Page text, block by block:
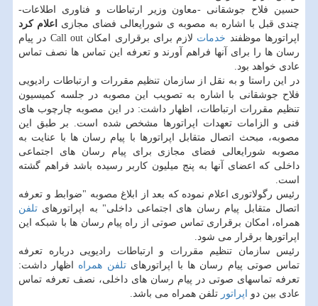
حسین فلاح جوشقانی -معاون وزیر ارتباطات و فناوری اطلاعات-
چندی قبل با اشاره به مصوبه ی شورایعالی فضای مجازی
اعلام کرد
اپراتورها موظفند خدمات
لازم برای برقراری امکان Call out در پیام
رسان ها را برای آنها فراهم آورند و تعرفه این تماس ها نصف تماس
عادی خواهد بود.
‏⁧در این راستا و به نقل از سازمان تنظیم مقررات و ارتباطات رادیویی
فلاح جوشقانی با اشاره به تصویب این مصوبه در جلسه کمیسیون
تنظیم مقررات ارتباطات، اظهار داشت: در این مصوبه چارچوب های
فنی و الزامات تعهدات اپراتورها مشخص شده است. بر طبق این
مصوبه، مبحث اتصال متقابل اپراتورها با پیام رسان ها با عنایت به
مصوبه شورایعالی فضای مجازی برای پیام رسان های اجتماعی
داخلی که اعضای آنها به پنج میلیون کاربر رسیده باشد فراهم گشته
است.
رئیس رگولاتوری اعلام نموده که بعد از ابلاغ مصوبه "ضوابط و تعرفه
اتصال متقابل پیام رسان های اجتماعی داخلی" به اپراتورهای تلفن
همراه، امکان برقراری تماس صوتی از راه پیام رسان ها با شبکه این
اپراتورها برقرار می شود.
رئیس سازمان تنظیم مقررات و ارتباطات رادیویی درباره تعرفه
تماس صوتی پیام رسان ها با اپراتورهایتلفن همراه اظهار داشت:
تعرفه تماسهای صوتی در پیام رسان های داخلی، نصف تعرفه تماس
عادی بین دو اپراتور تلفن همراه می باشد.